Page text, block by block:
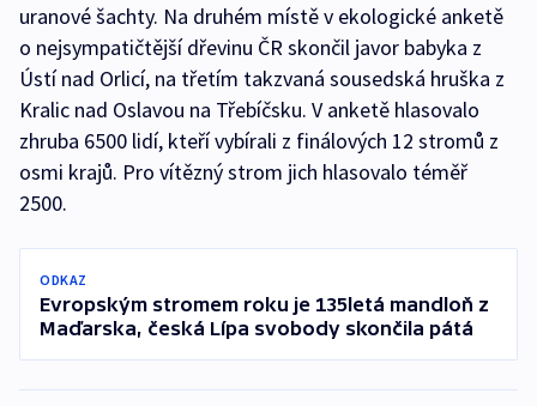
uranové šachty. Na druhém místě v ekologické anketě
o nejsympatičtější dřevinu ČR skončil javor babyka z
Ústí nad Orlicí, na třetím takzvaná sousedská hruška z
Kralic nad Oslavou na Třebíčsku. V anketě hlasovalo
zhruba 6500 lidí, kteří vybírali z finálových 12 stromů z
osmi krajů. Pro vítězný strom jich hlasovalo téměř
2500.
ODKAZ
Evropským stromem roku je 135letá mandloň z
Maďarska, česká Lípa svobody skončila pátá